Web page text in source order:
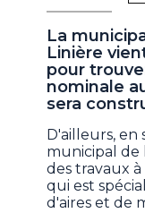
La
Linière
pour
nominale
sera
D'ailleurs, en
municipal de
des travaux
qui est
d'aires et de